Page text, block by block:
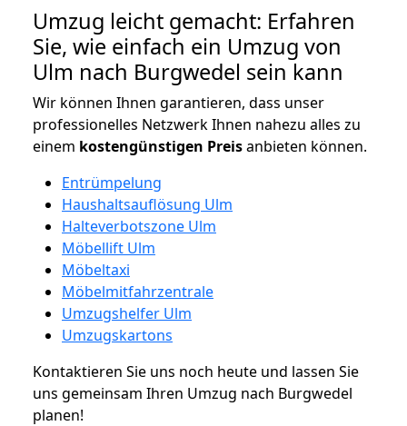
Umzug leicht gemacht: Erfahren
Sie, wie einfach ein Umzug von
Ulm nach Burgwedel sein kann
Wir können Ihnen garantieren, dass unser
professionelles Netzwerk Ihnen nahezu alles zu
einem kostengünstigen Preisanbieten können.
Entrümpelung
Haushaltsauflösung Ulm
Halteverbotszone Ulm
Möbellift Ulm
Möbeltaxi
Möbelmitfahrzentrale
Umzugshelfer Ulm
Umzugskartons
Kontaktieren Sie uns noch heute und lassen Sie
uns gemeinsam Ihren Umzug nach Burgwedel
planen!